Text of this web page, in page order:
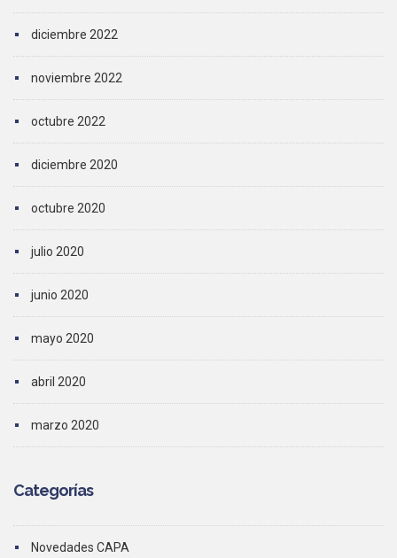
diciembre 2022
noviembre 2022
octubre 2022
diciembre 2020
octubre 2020
julio 2020
junio 2020
mayo 2020
abril 2020
marzo 2020
Categorías
Novedades CAPA